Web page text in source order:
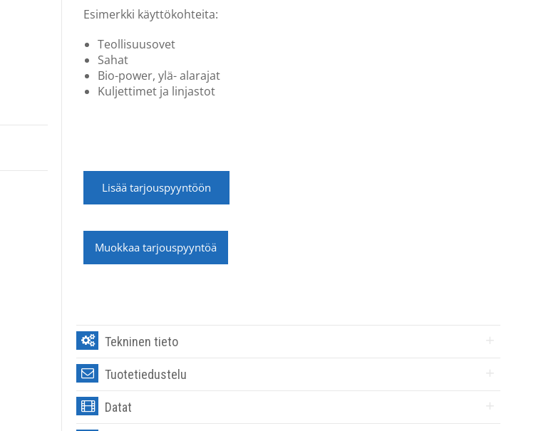
Esimerkki käyttökohteita:
Teollisuusovet
Sahat
Bio-power, ylä- alarajat
Kuljettimet ja linjastot
Lisää tarjouspyyntöön
Muokkaa tarjouspyyntöä
Tekninen tieto
Tuotetiedustelu
Datat